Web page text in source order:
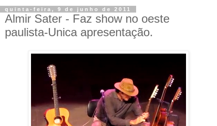
quinta-feira, 9 de junho de 2011
Almir Sater - Faz show no oeste
paulista-Unica apresentação.